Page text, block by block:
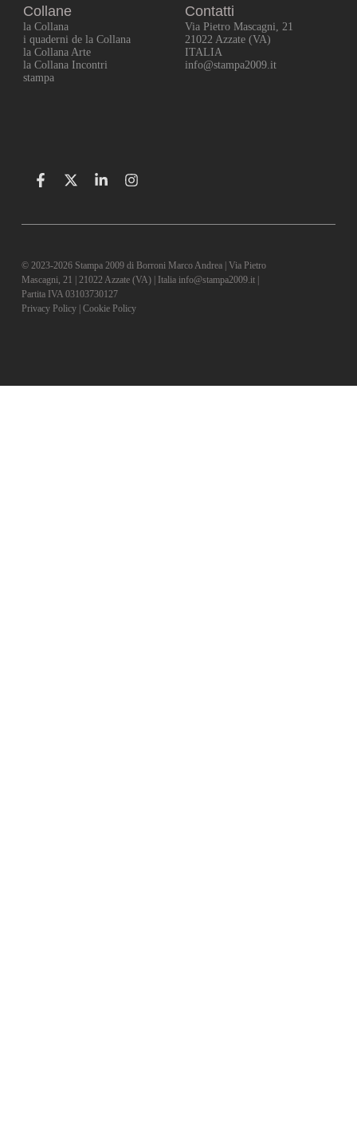
Collane
la Collana
i quaderni de la Collana
la Collana Arte
la Collana Incontri
stampa
Contatti
Via Pietro Mascagni, 21
21022 Azzate (VA)
ITALIA
info@stampa2009.it
© 2023-2026 Stampa 2009 di Borroni Marco Andrea | Via Pietro
Mascagni, 21 | 21022 Azzate (VA) | Italia info@stampa2009.it |
Partita IVA 03103730127
Privacy Policy| Cookie Policy